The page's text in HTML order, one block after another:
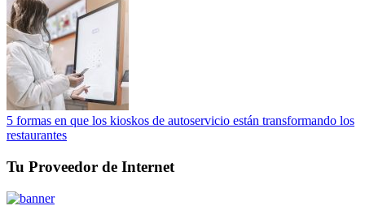
5 formas en que los kioskos de autoservicio están transformando los
restaurantes
Tu Proveedor de Internet